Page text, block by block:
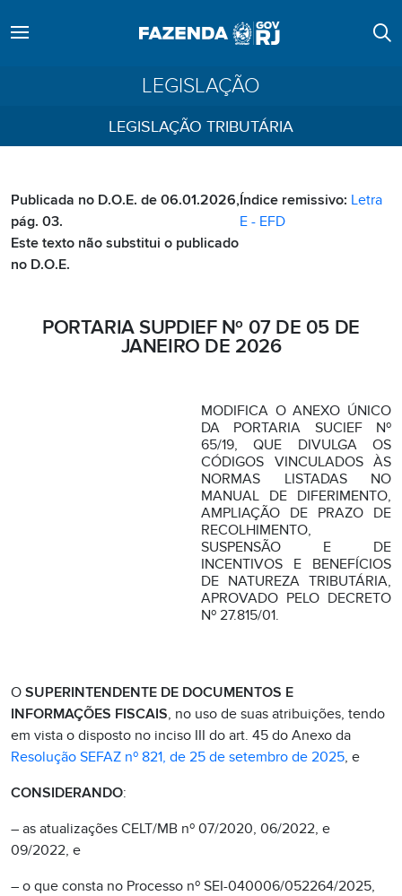
LEGISLAÇÃO
LEGISLAÇÃO TRIBUTÁRIA
Publicada no D.O.E. de 06.01.2026,
pág. 03.
Este texto não substitui o publicado
no D.O.E.
Índice remissivo: Letra
E - EFD
PORTARIA SUPDIEF Nº 07 DE 05 DE
JANEIRO DE 2026
MODIFICA O ANEXO ÚNICO
DA PORTARIA SUCIEF Nº
65/19, QUE DIVULGA OS
CÓDIGOS VINCULADOS ÀS
NORMAS LISTADAS NO
MANUAL DE DIFERIMENTO,
AMPLIAÇÃO DE PRAZO DE
RECOLHIMENTO,
SUSPENSÃO E DE
INCENTIVOS E BENEFÍCIOS
DE NATUREZA TRIBUTÁRIA,
APROVADO PELO DECRETO
Nº 27.815/01.
O SUPERINTENDENTE DE DOCUMENTOS E
INFORMAÇÕES FISCAIS, no uso de suas atribuições, tendo
em vista o disposto no inciso III do art. 45 do Anexo da
Resolução SEFAZ nº 821, de 25 de setembro de 2025, e
CONSIDERANDO:
– as atualizações CELT/MB nº 07/2020, 06/2022, e
09/2022, e
– o que consta no Processo nº SEI-040006/052264/2025,